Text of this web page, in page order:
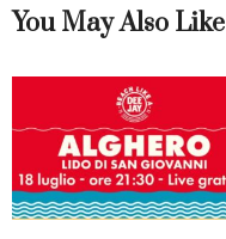
You May Also Like